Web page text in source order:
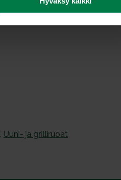
, Uuni- ja grilliruoat